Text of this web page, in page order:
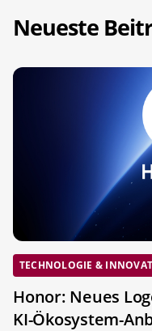
Neueste
TECHNOLOGIE &
Honor: Neues
KI-Ökosystem-